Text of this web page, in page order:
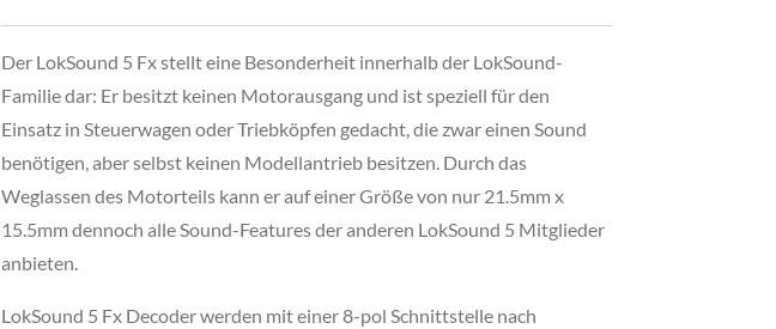
Der LokSound 5 Fx stellt eine Besonderheit innerhalb der LokSound-
Familie dar: Er besitzt keinen Motorausgang und ist speziell für den
Einsatz in Steuerwagen oder Triebköpfen gedacht, die zwar einen Sound
benötigen, aber selbst keinen Modellantrieb besitzen. Durch das
Weglassen des Motorteils kann er auf einer Größe von nur 21.5mm x
15.5mm dennoch alle Sound-Features der anderen LokSound 5 Mitglieder
anbieten.
LokSound 5 Fx Decoder werden mit einer 8-pol Schnittstelle nach